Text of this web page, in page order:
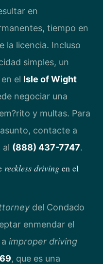
en
tiempo en
la licencia. Incluso
simples, un
el Isle of Wight
negociar una
y multas. Para
contacte a
al (888) 437-7747.
reckless driving en el
del Condado
enmendar el
a improper driving
, que es una